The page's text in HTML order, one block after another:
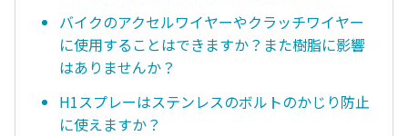
バイクのアクセルワイヤーやクラッチワイヤー
に使用することはできますか？また樹脂に影響
はありませんか？
H1スプレーはステンレスのボルトのかじり防止
に使えますか？